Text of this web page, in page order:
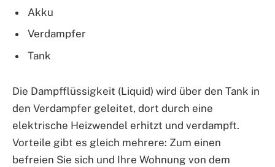
Akku
Verdampfer
Tank
Die Dampfflüssigkeit (Liquid) wird über den Tank in
den Verdampfer geleitet, dort durch eine
elektrische Heizwendel erhitzt und verdampft.
Vorteile gibt es gleich mehrere: Zum einen
befreien Sie sich und Ihre Wohnung von dem